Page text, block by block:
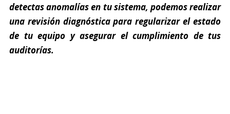
detectas anomalías en tu sistema, podemos realizar
una revisión diagnóstica para regularizar el estado
de tu equipo y asegurar el cumplimiento de tus
auditorías.